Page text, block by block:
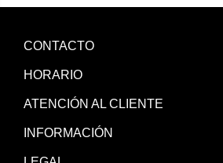
CONTACTO
HORARIO
ATENCIÓN AL CLIENTE
INFORMACIÓN